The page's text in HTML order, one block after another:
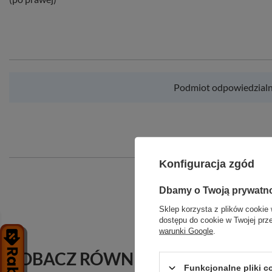
Podmiot
Producent
ZOBACZ RÓWNIEŻ
Konfiguracja zgód
Dbamy o Twoją
Sklep korzysta z plików cookie
dostępu do cookie w Twojej
warunki Google
Funkcjonalne pliki